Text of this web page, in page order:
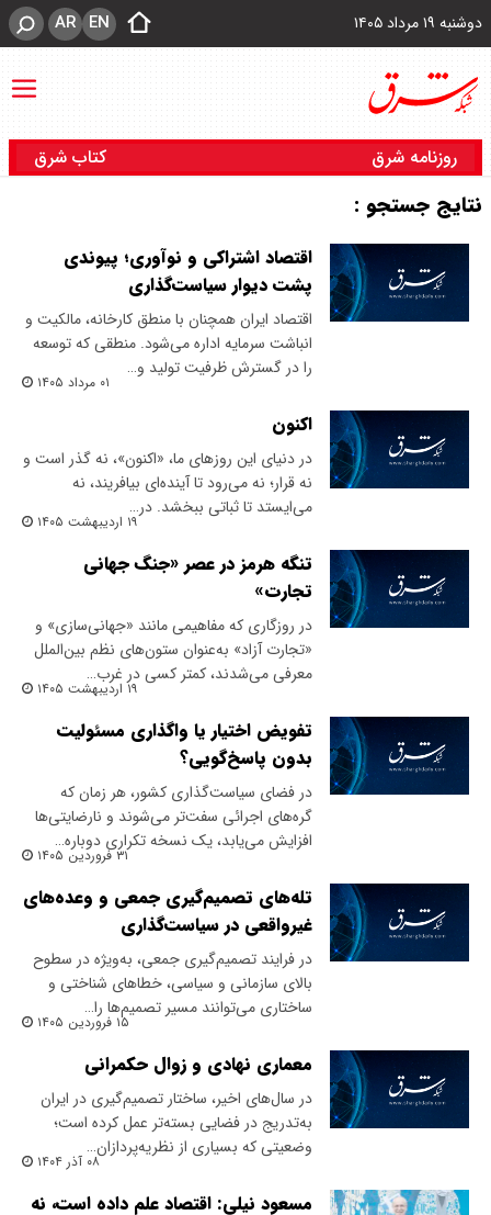
دوشنبه ۱۹ مرداد ۱۴۰۵ EN
AR
روزنامه شرق کتاب شرق
نتایج جستجو :
اقتصاد اشتراکی و نوآوری؛ پیوندی
پشت دیوار سیاست‌گذاری
‌اقتصاد ایران همچنان با منطق کارخانه، مالکیت و
انباشت سرمایه اداره می‌شود. منطقی که توسعه
را در گسترش ظرفیت تولید و…
۰۱ مرداد ۱۴۰۵
اکنون
در دنیای این روزهای ما، «اکنون»، نه گذر است و
نه قرار؛ نه می‌رود تا آینده‌ای بیافریند، نه
می‌ایستد تا ثباتی ببخشد. در…
۱۹ اردیبهشت ۱۴۰۵
تنگه هرمز در عصر «جنگ جهانی
تجارت»‌
در روزگاری که مفاهیمی مانند «جهانی‌سازی» و
«تجارت آزاد» به‌عنوان ستون‌های نظم بین‌الملل
معرفی می‌شدند، کمتر کسی در غرب…
۱۹ اردیبهشت ۱۴۰۵
تفویض اختیار یا واگذاری مسئولیت
بدون پاسخ‌گویی؟
در فضای سیاست‌گذاری کشور، هر زمان که
گره‌های اجرائی سفت‌تر می‌شوند و نارضایتی‌ها
افزایش می‌یابد، یک نسخه تکراری دوباره…
۳۱ فروردین ۱۴۰۵
تله‌های تصمیم‌گیری جمعی و وعده‌های
غیرواقعی در سیاست‌گذاری
در فرایند تصمیم‌گیری جمعی، به‌ویژه در سطوح
بالای سازمانی و سیاسی، خطاهای شناختی و
ساختاری می‌توانند مسیر تصمیم‌ها را…
۱۵ فروردین ۱۴۰۵
معماری نهادی و زوال حکمرانی
در سال‌های اخیر، ساختار تصمیم‌گیری در ایران
به‌تدریج در فضایی بسته‌تر عمل کرده است؛
وضعیتی که بسیاری از نظریه‌پردازان…
۰۸ آذر ۱۴۰۴
مسعود نیلی: اقتصاد علم داده است، نه